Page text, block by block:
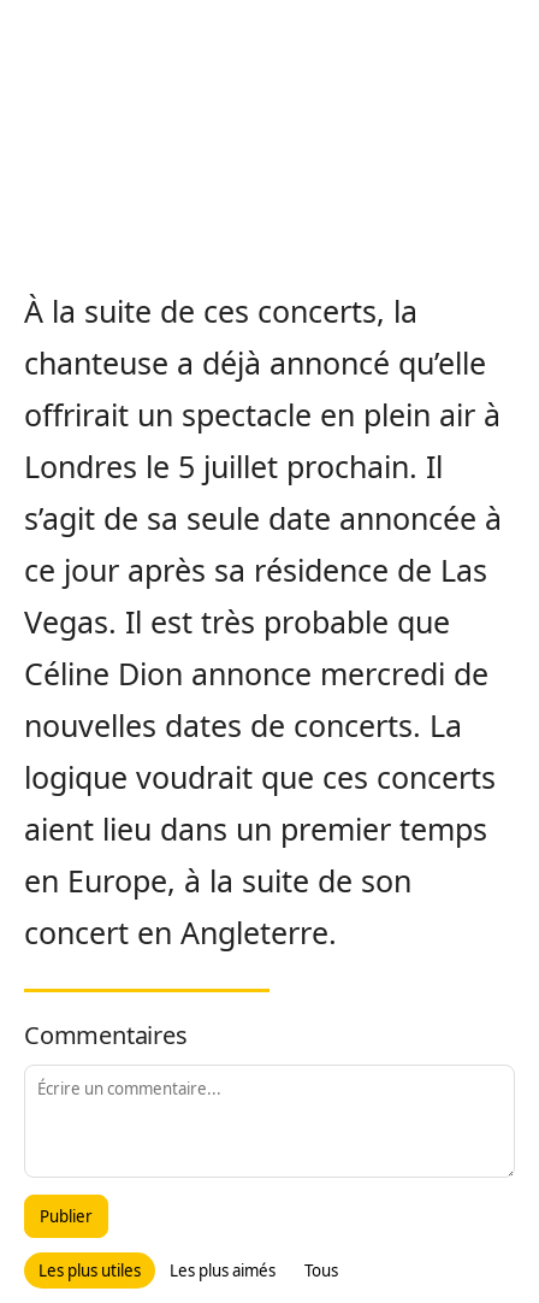
À la suite de ces concerts, la
chanteuse a déjà annoncé qu’elle
offrirait un spectacle en plein air à
Londres le 5 juillet prochain. Il
s’agit de sa seule date annoncée à
ce jour après sa résidence de Las
Vegas. Il est très probable que
Céline Dion annonce mercredi de
nouvelles dates de concerts. La
logique voudrait que ces concerts
aient lieu dans un premier temps
en Europe, à la suite de son
concert en Angleterre.
Commentaires
Publier
Les plus utiles Les plus aimés Tous